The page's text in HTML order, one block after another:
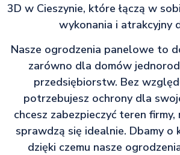
3D w Cieszynie, które łączą w
wykonania i atrakcyjny
Nasze ogrodzenia panelowe to
zarówno dla domów
przedsiębiorstw. Bez
potrzebujesz ochrony dla
chcesz zabezpieczyć teren
sprawdzą się idealnie. Dbamy o
dzięki czemu nasze